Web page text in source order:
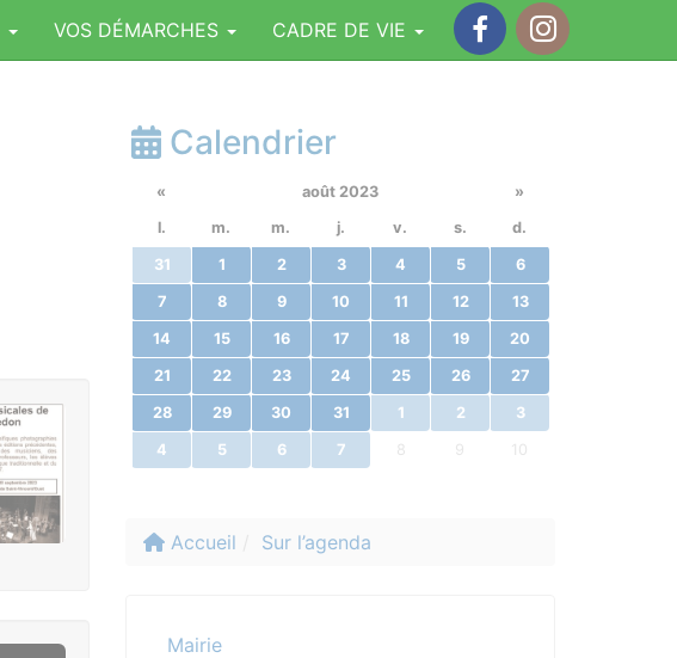
VOS DÉMARCHES
CADRE DE VIE
Calendrier
« août 2023
»
l.
m. m. j. v. s. d.
31 1 2 3 4 5 6
7 8 9 10 11 12 13
14 15 16 17 18 19 20
21 22 23 24 25 26 27
28 29 30 31 1 2 3
4 5 6 7 8 9 10
Accueil Sur l’agenda
Mairie